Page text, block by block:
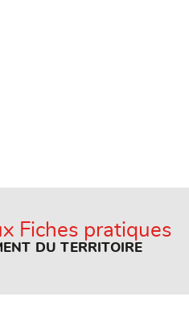
Fiches pratiques
DU TERRITOIRE